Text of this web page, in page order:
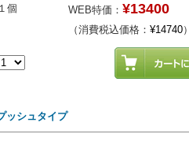
個
WEB特価： ¥13400
（消費税込価格： ¥14740）
ッシュタイプ